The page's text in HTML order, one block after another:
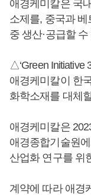
애경케미칼은 국
소제를, 중국과 베
중 생산·공급할
△‘Green Initiative
애경케미칼이 한
화학소재를 대체
애경케미칼은
애경종합기술원
산업화 연구를 위
계약에 따라 애경